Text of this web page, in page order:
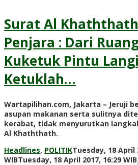
Surat Al
Penjara : Dari
Kuketuk Pintu
Ketuklah…
Wartapilihan.com, Jakarta – Jeruji
asupan makanan serta sulitnya
kerabat, tidak menyurutkan
Al Khaththath.
Headlines, POLITIKTuesday, 18 April
WIBTuesday, 18 April 2017, 16:29 WIB